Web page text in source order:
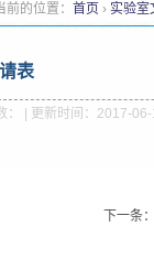
前的位置： 首页 › 实验室
表
| 更新时间：2017-
下一条：